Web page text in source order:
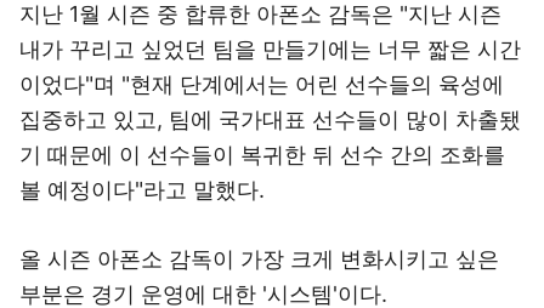
지난 1월 시즌 중 합류한 아폰소 감독은 "지난 시즌
내가 꾸리고 싶었던 팀을 만들기에는 너무 짧은 시간
이었다"며 "현재 단계에서는 어린 선수들의 육성에
집중하고 있고, 팀에 국가대표 선수들이 많이 차출됐
기 때문에 이 선수들이 복귀한 뒤 선수 간의 조화를
볼 예정이다"라고 말했다.
올 시즌 아폰소 감독이 가장 크게 변화시키고 싶은
부분은 경기 운영에 대한 '시스템'이다.